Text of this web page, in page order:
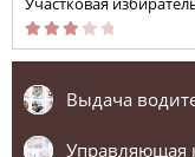
Участковая
Выдача
Управляющая